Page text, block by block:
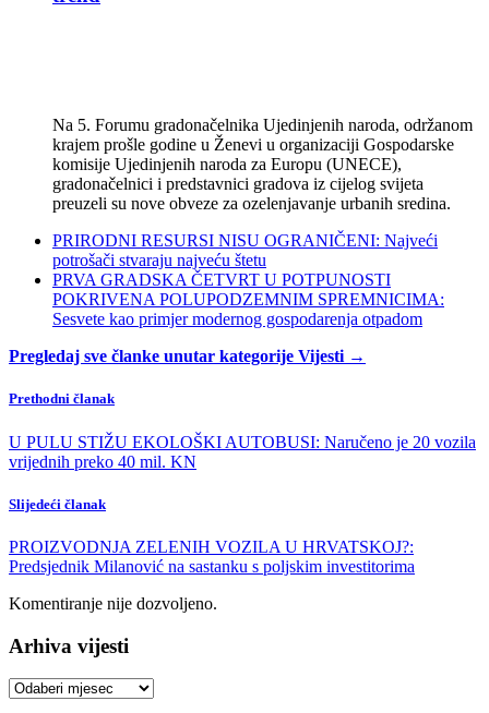
Na 5. Forumu gradonačelnika Ujedinjenih naroda, održanom
krajem prošle godine u Ženevi u organizaciji Gospodarske
komisije Ujedinjenih naroda za Europu (UNECE),
gradonačelnici i predstavnici gradova iz cijelog svijeta
preuzeli su nove obveze za ozelenjavanje urbanih sredina.
PRIRODNI RESURSI NISU OGRANIČENI: Najveći
potrošači stvaraju najveću štetu
PRVA GRADSKA ČETVRT U POTPUNOSTI
POKRIVENA POLUPODZEMNIM SPREMNICIMA:
Sesvete kao primjer modernog gospodarenja otpadom
Pregledaj sve članke unutar kategorije Vijesti →
Prethodni članak
U PULU STIŽU EKOLOŠKI AUTOBUSI: Naručeno je 20 vozila
vrijednih preko 40 mil. KN
Slijedeći članak
PROIZVODNJA ZELENIH VOZILA U HRVATSKOJ?:
Predsjednik Milanović na sastanku s poljskim investitorima
Komentiranje nije dozvoljeno.
Arhiva vijesti
Arhiva